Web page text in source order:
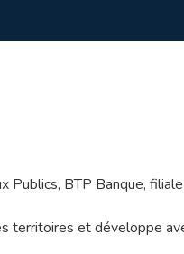
Publics, BTP Banque,
territoires et développe